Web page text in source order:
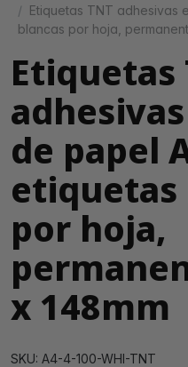
Etiquetas TNT adhesivas
blancas por hoja,
Etiquetas
de papel
etiquetas
por hoja,
x 148mm
SKU: A4-4-100-WHI-TNT